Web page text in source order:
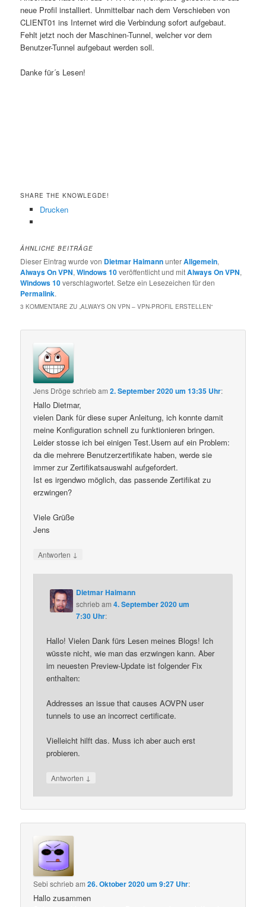
neue Profil installiert. Unmittelbar nach dem Verschieben von
CLIENT01 ins Internet wird die Verbindung sofort aufgebaut.
Fehlt jetzt noch der Maschinen-Tunnel, welcher vor dem
Benutzer-Tunnel aufgebaut werden soll.
Danke für´s Lesen!
SHARE THE KNOWLEGDE!
Drucken
ÄHNLICHE BEITRÄGE
Dieser Eintrag wurde von Dietmar HaimannunterAllgemein,
Always On VPN,Windows 10veröffentlicht und mitAlways On VPN,
Windows 10verschlagwortet. Setze ein Lesezeichen für den
Permalink.
3 KOMMENTARE ZU „ALWAYS ON VPN – VPN-PROFIL ERSTELLEN“
Jens Dröge schriebam2. September 2020 um 13:35 Uhr:
Hallo Dietmar,
vielen Dank für diese super Anleitung, ich konnte damit
meine Konfiguration schnell zu funktionieren bringen.
Leider stosse ich bei einigen Test.Usern auf ein Problem:
da die mehrere Benutzerzertifikate haben, werde sie
immer zur Zertifikatsauswahl aufgefordert.
Ist es irgendwo möglich, das passende Zertifikat zu
erzwingen?
Viele Grüße
Jens
Antworten ↓
Dietmar Haimann
schriebam4. September 2020 um
7:30 Uhr:
Hallo! Vielen Dank fürs Lesen meines Blogs! Ich
wüsste nicht, wie man das erzwingen kann. Aber
im neuesten Preview-Update ist folgender Fix
enthalten:
Addresses an issue that causes AOVPN user
tunnels to use an incorrect certificate.
Vielleicht hilft das. Muss ich aber auch erst
probieren.
Antworten ↓
Sebi schriebam26. Oktober 2020 um 9:27 Uhr:
Hallo zusammen